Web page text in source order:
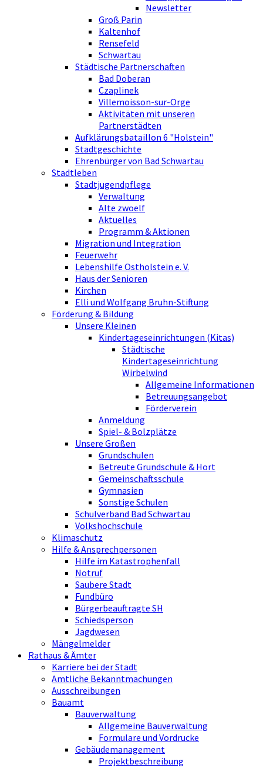
Newsletter
Groß Parin
Kaltenhof
Rensefeld
Schwartau
Städtische Partnerschaften
Bad Doberan
Czaplinek
Villemoisson-sur-Orge
Aktivitäten mit unseren
Partnerstädten
Aufklärungsbataillon 6 "Holstein"
Stadtgeschichte
Ehrenbürger von Bad Schwartau
Stadtleben
Stadtjugendpflege
Verwaltung
Alte zwoelf
Aktuelles
Programm & Aktionen
Migration und Integration
Feuerwehr
Lebenshilfe Ostholstein e. V.
Haus der Senioren
Kirchen
Elli und Wolfgang Bruhn-Stiftung
Förderung & Bildung
Unsere Kleinen
Kindertageseinrichtungen (Kitas)
Städtische
Kindertageseinrichtung
Wirbelwind
Allgemeine Informationen
Betreuungsangebot
Förderverein
Anmeldung
Spiel- & Bolzplätze
Unsere Großen
Grundschulen
Betreute Grundschule & Hort
Gemeinschaftsschule
Gymnasien
Sonstige Schulen
Schulverband Bad Schwartau
Volkshochschule
Klimaschutz
Hilfe & Ansprechpersonen
Hilfe im Katastrophenfall
Notruf
Saubere Stadt
Fundbüro
Bürgerbeauftragte SH
Schiedsperson
Jagdwesen
Mängelmelder
Rathaus & Ämter
Karriere bei der Stadt
Amtliche Bekanntmachungen
Ausschreibungen
Bauamt
Bauverwaltung
Allgemeine Bauverwaltung
Formulare und Vordrucke
Gebäudemanagement
Projektbeschreibung